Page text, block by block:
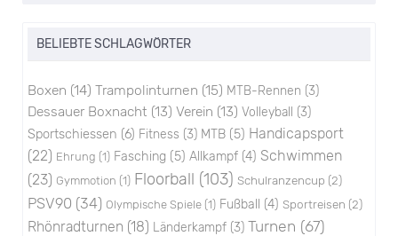
BELIEBTE SCHLAGWÖRTER
Boxen (14) Trampolinturnen (15) MTB-Rennen (3)
Dessauer Boxnacht (13) Verein (13) Volleyball (3)
Sportschiessen (6) Fitness (3) MTB (5) Handicapsport
(22) Ehrung (1) Fasching (5) Allkampf (4) Schwimmen
(23) Gymmotion (1) Floorball (103) Schulranzencup (2)
PSV90 (34) Olympische Spiele (1) Fußball (4) Sportreisen (2)
Rhönradturnen (18) Länderkampf (3) Turnen (67)